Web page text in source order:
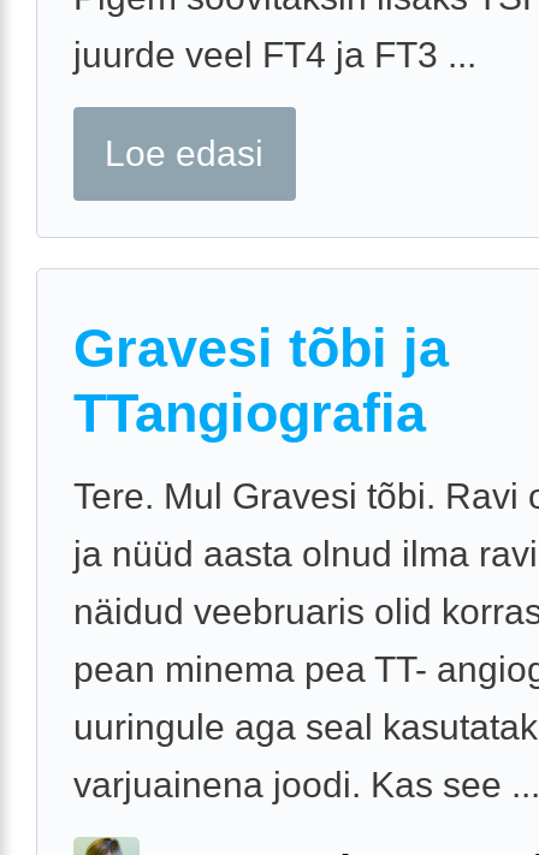
juurde veel FT4 ja FT3 ...
Loe edasi
Gravesi tõbi ja
TTangiografia
Tere. Mul Gravesi tõbi. Ravi
ja nüüd aasta olnud ilma
näidud veebruaris olid
pean minema pea TT-
uuringule aga seal
varjuainena joodi. Kas see ...